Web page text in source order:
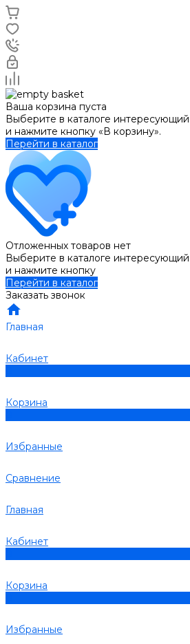
Ваша корзина пуста
Выберите в каталоге интересующий
и нажмите кнопку «В корзину».
Перейти в каталог
Отложенных товаров нет
Выберите в каталоге интересующий
и нажмите кнопку
Перейти в каталог
Заказать звонок
Главная
Кабинет
Корзина
Избранные
Сравнение
Главная
Кабинет
Корзина
Избранные